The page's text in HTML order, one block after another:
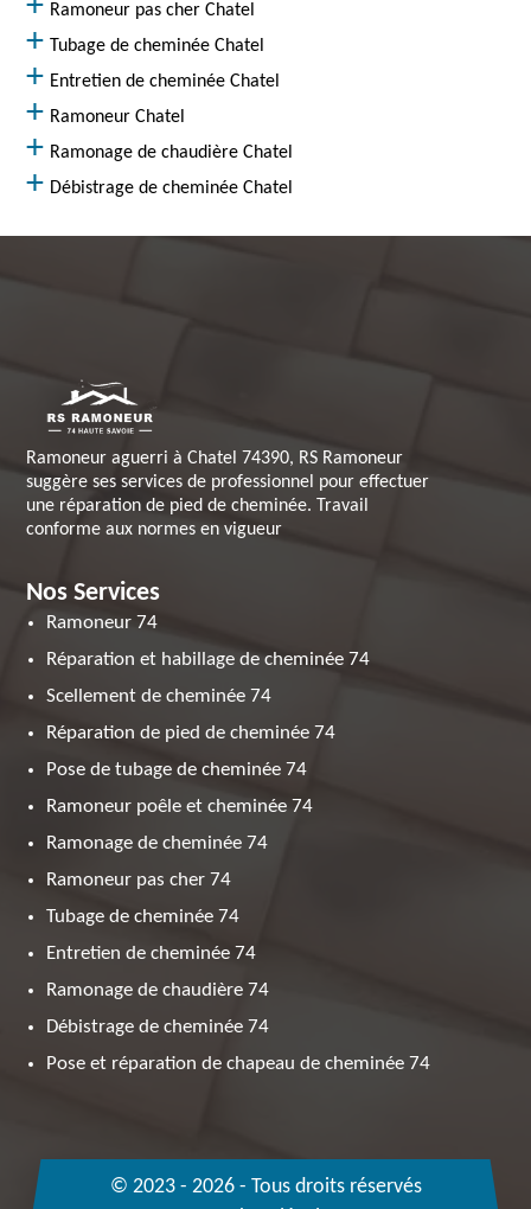
Ramoneur pas cher Chatel
Tubage de cheminée Chatel
Entretien de cheminée Chatel
Ramoneur Chatel
Ramonage de chaudière Chatel
Débistrage de cheminée Chatel
Ramoneur aguerri à Chatel 74390, RS Ramoneur
suggère ses services de professionnel pour effectuer
une réparation de pied de cheminée. Travail
conforme aux normes en vigueur
Nos Services
Ramoneur 74
Réparation et habillage de cheminée 74
Scellement de cheminée 74
Réparation de pied de cheminée 74
Pose de tubage de cheminée 74
Ramoneur poêle et cheminée 74
Ramonage de cheminée 74
Ramoneur pas cher 74
Tubage de cheminée 74
Entretien de cheminée 74
Ramonage de chaudière 74
Débistrage de cheminée 74
Pose et réparation de chapeau de cheminée 74
© 2023 - 2026 - Tous droits réservés